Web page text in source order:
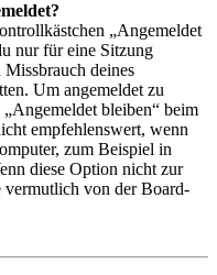
„Angemeldet
nur für eine Sitzung
deines
Um angemeldet zu
bleiben“ beim
empfehlenswert, wenn
zum Beispiel in
diese Option nicht zur
vermutlich von der Board-